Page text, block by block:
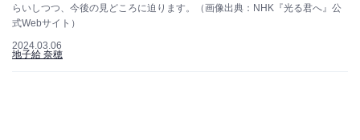
らいしつつ、今後の見どころに迫ります。（画像出典：NHK『光る君へ』公
式Webサイト）
2024.03.06
地子給 奈穂